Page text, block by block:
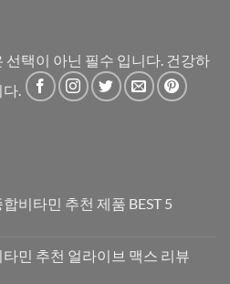
선택이 아닌 필수 입니다. 건강하
.
비타민 추천 제품 BEST 5
민 추천 얼라이브 맥스 리뷰